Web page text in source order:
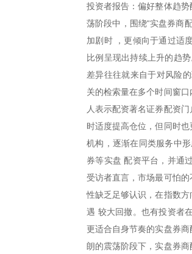
投资者报告：偏好整体趋
荡阶段中，围绕“实盘券商
加剧时 ，更倾向于通过适
比例呈现出持续上升的趋
差异往往就来自于对风险
关的检索量在多个时间窗
人表示配资著名证券配资
时适度提高仓位，但同时
机构，逐渐在同类服务中
券等实盘 配资平台，并通
受访者直言，市场最可怕
性缺乏足够认识，在指数
遇 较大回撤。也有投资者
更适合自身节奏的实盘券商
朗的震荡阶段下，实盘券